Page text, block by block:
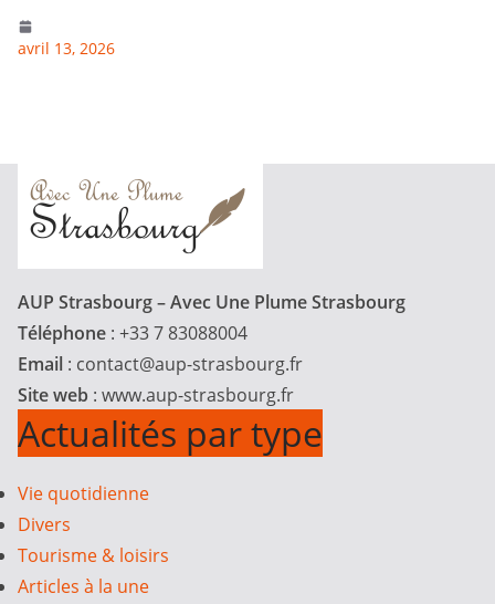
avril 13, 2026
AUP Strasbourg – Avec Une Plume Strasbourg
Téléphone : +33 7 83088004
Email : contact@aup-strasbourg.fr
Site web : www.aup-strasbourg.fr
Actualités par type
Vie quotidienne
Divers
Tourisme & loisirs
Articles à la une